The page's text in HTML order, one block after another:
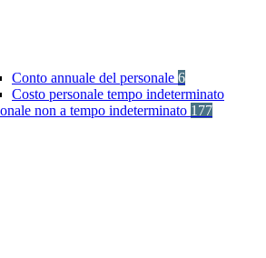
Conto annuale del personale 6
Costo personale tempo indeterminato
non a tempo indeterminato 177